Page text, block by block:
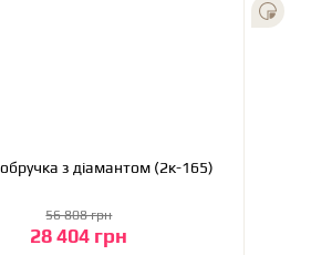
з діамантом (2к-165)
28 404 грн
56 808 грн
До кошика